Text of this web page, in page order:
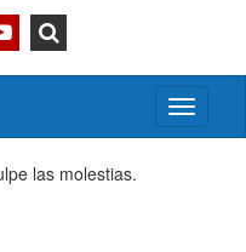
Activar/
menú
las molestias.